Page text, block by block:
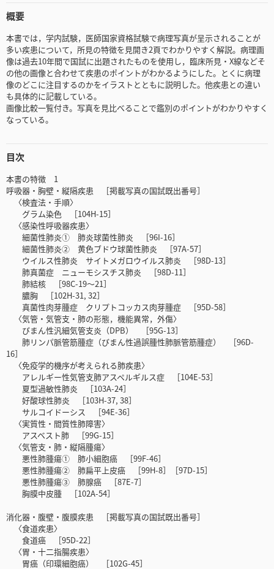
概要
本書では，学内試験，医師国家資格試験で病理写真が呈示されることが
多い疾患について，所見の特徴を見開き2頁でわかりやすく解説。病理画
像は過去10年間で国試に出題されたものを使用し，臨床所見・X線などそ
の他の画像と合わせて疾患のポイントがわかるようにした。とくに病理
像のどこに注目するのかをイラストとともに説明した。他疾患との違い
も具体的に記載している。
画像比較一覧付き。写真を見比べることで鑑別のポイントがわかりやすく
なっている。
目次
本書の特徴 1
呼吸器・胸壁・縦隔疾患 ［掲載写真の国試既出番号］
〈検査法・手順〉
グラム染色 ［104H-15］
〈感染性呼吸器疾患〉
細菌性肺炎① 肺炎球菌性肺炎 ［96I-16］
細菌性肺炎② 黄色ブドウ球菌性肺炎 ［97A-57］
ウイルス性肺炎 サイトメガロウイルス肺炎 ［98D-13］
肺真菌症 ニューモシスチス肺炎 ［98D-11］
肺結核 ［98C-19〜21］
膿胸 ［102H-31, 32］
真菌性肉芽腫症 クリプトコッカス肉芽腫症 ［95D-58］
〈気管・気管支・肺の形態，機能異常，外傷〉
びまん性汎細気管支炎（DPB） ［95G-13］
肺リンパ脈管筋腫症（びまん性過誤腫性肺脈管筋腫症） ［96D-
16］
〈免疫学的機序が考えられる肺疾患〉
アレルギー性気管支肺アスペルギルス症 ［104E-53］
夏型過敏性肺炎 ［103A-24］
好酸球性肺炎 ［103H-37, 38］
サルコイドーシス ［94E-36］
〈実質性・間質性肺障害〉
アスベスト肺 ［99G-15］
〈気管支・肺・縦隔腫瘍〉
悪性肺腫瘍① 肺小細胞癌 ［99F-46］
悪性肺腫瘍② 肺扁平上皮癌 ［99H-8］［97D-15］
悪性肺腫瘍③ 肺腺癌 ［87E-7］
胸膜中皮腫 ［102A-54］
消化器・腹壁・腹膜疾患 ［掲載写真の国試既出番号］
〈食道疾患〉
食道癌 ［95D-22］
〈胃・十二指腸疾患〉
胃癌（印環細胞癌） ［102G-45］